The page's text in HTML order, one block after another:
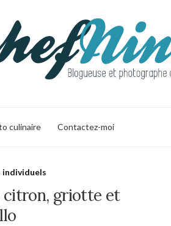
culinaire Contactez-moi
individuels
citron, griotte et